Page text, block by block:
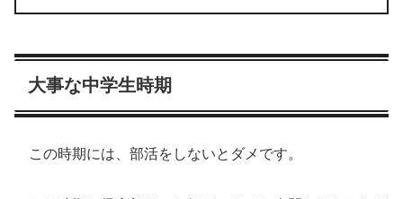
大事な中学生時期
この時期には、部活をしないとダメです。